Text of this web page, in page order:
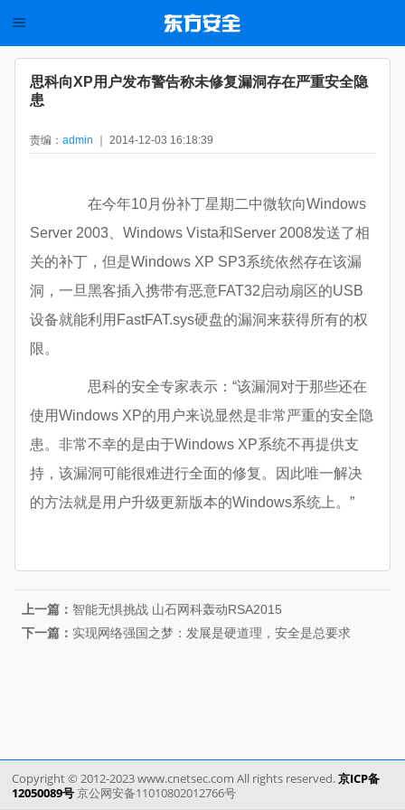
思科向XP用户发布警告称未修复漏洞存在严重安全隐
患
责编： admin ｜ 2014-12-03 16:18:39
在今年10月份补丁星期二中微软向Windows
Server 2003、Windows Vista和Server 2008发送了相
关的补丁，但是Windows XP SP3系统依然存在该漏
洞，一旦黑客插入携带有恶意FAT32启动扇区的USB
设备就能利用FastFAT.sys硬盘的漏洞来获得所有的权
限。
思科的安全专家表示：“该漏洞对于那些还在
使用Windows XP的用户来说显然是非常严重的安全隐
患。非常不幸的是由于Windows XP系统不再提供支
持，该漏洞可能很难进行全面的修复。因此唯一解决
的方法就是用户升级更新版本的Windows系统上。”
上一篇： 智能无惧挑战 山石网科轰动RSA2015
下一篇： 实现网络强国之梦：发展是硬道理，安全是总要求
Copyright © 2012-2023 www.cnetsec.com All rights reserved.京ICP备
12050089号京公网安备11010802012766号